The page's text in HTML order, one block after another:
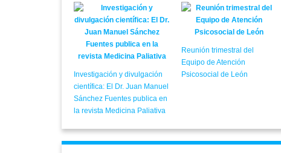
Investigación y divulgación
científica: El Dr. Juan Manuel
Sánchez Fuentes publica en
la revista Medicina Paliativa
Reunión trimestral del
Equipo de Atención
Psicosocial de León